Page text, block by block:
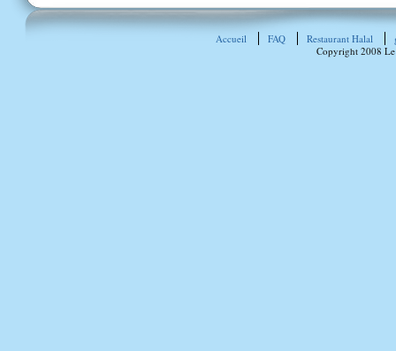
Accueil FAQ Restaurant Halal
Copyright 2008